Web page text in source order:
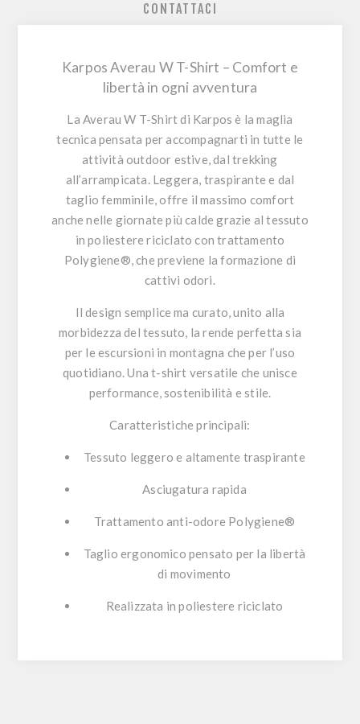
CONTATTACI
Karpos Averau W T-Shirt – Comfort e
libertà in ogni avventura
La Averau W T-Shirtdi Karpos è la maglia
tecnica pensata per accompagnarti in tutte le
attività outdoor estive, dal trekking
all’arrampicata. Leggera, traspirante e dal
taglio femminile, offre il massimo comfort
anche nelle giornate più calde grazie al tessuto
inpoliestere riciclato con trattamento
Polygiene®, che previene la formazione di
cattivi odori.
Il design semplice ma curato, unito alla
morbidezza del tessuto, la rende perfetta sia
per le escursioni in montagna che per l’uso
quotidiano. Una t-shirt versatile che unisce
performance, sostenibilità e stile.
Caratteristiche principali:
Tessuto leggero e altamente traspirante
Asciugatura rapida
Trattamento anti-odore Polygiene®
Taglio ergonomico pensato per la libertà
di movimento
Realizzata in poliestere riciclato